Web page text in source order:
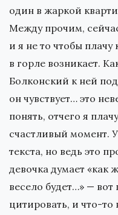
один в жаркой
Между прочим,
и я не то чтобы
в горле возникает.
Болконский к ней
он чувствует… это
понять, отчего я
счастливый момент.
текста, но ведь это
девочка думает «как
весело будет…» —
цитировать, и что-